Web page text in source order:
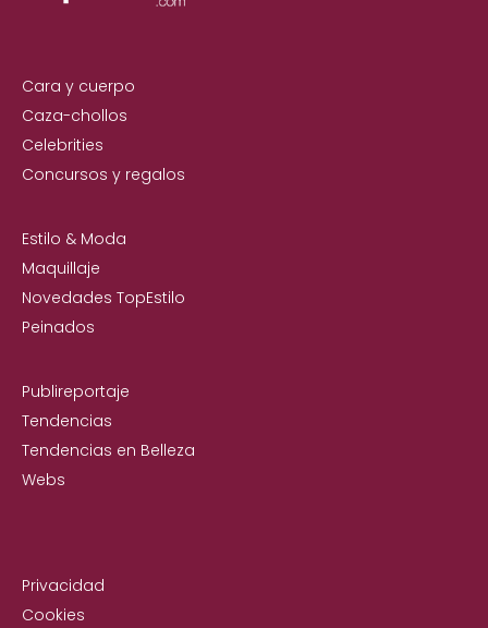
Cara y cuerpo
Caza-chollos
Celebrities
Concursos y regalos
Estilo & Moda
Maquillaje
Novedades TopEstilo
Peinados
Publireportaje
Tendencias
Tendencias en Belleza
Webs
Privacidad
Cookies